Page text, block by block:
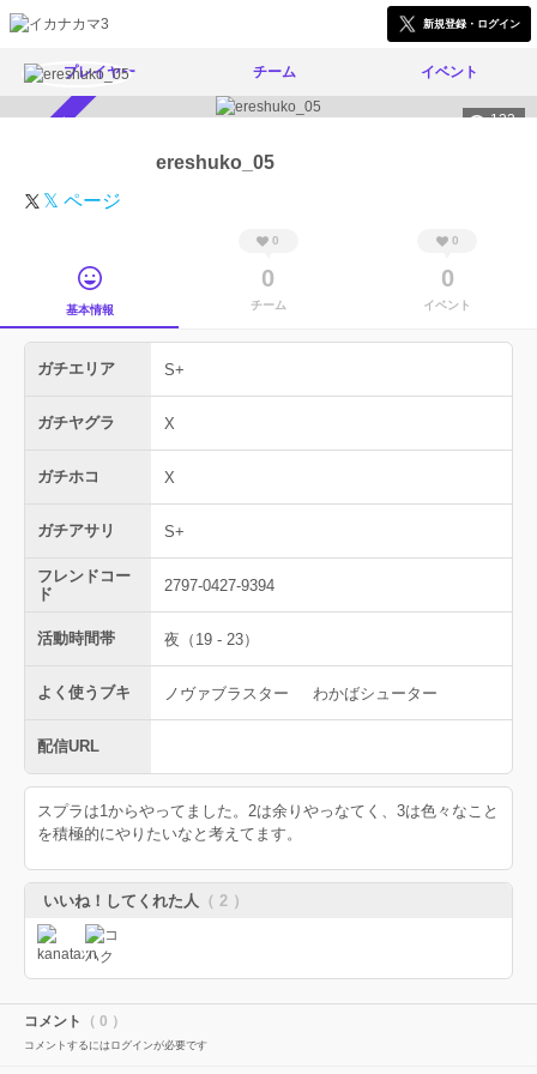
新規登録・ログイン
プレイヤー チーム イベント
133
ereshuko_05
𝕏 ページ
基本情報
0
0
チーム
0
0
イベント
ガチエリア S+
ガチヤグラ X
ガチホコ X
ガチアサリ S+
フレンドコー
ド
2797-0427-9394
活動時間帯 夜（19 - 23）
よく使うブキ ノヴァブラスター わかばシューター
配信URL
スプラは1からやってました。2は余りやっなてく、3は色々なこと
を積極的にやりたいなと考えてます。
いいね！してくれた人 （ 2 ）
コメント （ 0 ）
コメントするにはログインが必要です